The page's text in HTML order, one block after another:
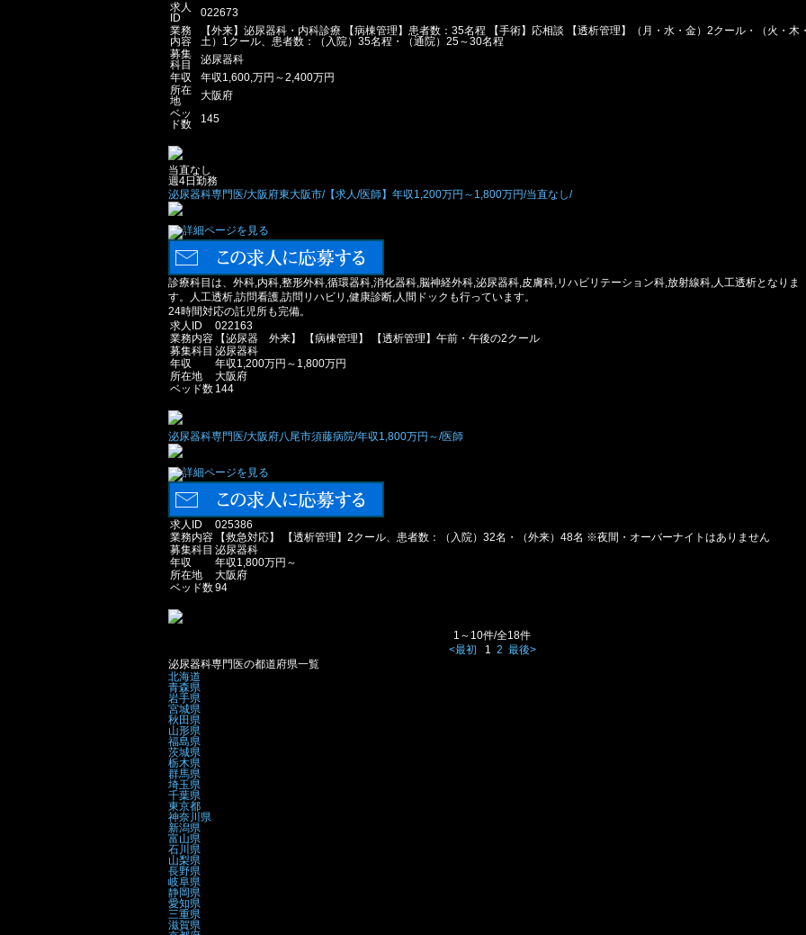
求人
ID
022673
業務
内容
【外来】泌尿器科・内科診療 【病棟管理】患者数：35名程 【手術】応相談 【透析管理】（月・水・金）2クール・（火・木
土）1クール、患者数：（入院）35名程・（通院）25～30名程
募集
科目
泌尿器科
年収
年収1,600,万円～2,400万円
所在
地
大阪府
ベッ
ド数
145
当直なし
週4日勤務
泌尿器科専門医/大阪府東大阪市/【求人/医師】年収1,200万円～1,800万円/当直なし/
診療科目は、外科,内科,整形外科,循環器科,消化器科,脳神経外科,泌尿器科,皮膚科,リハビリテーション科,放射線科,人工透析となりま
す。人工透析,訪問看護,訪問リハビリ,健康診断,人間ドックも行っています。
24時間対応の託児所も完備。
求人ID
022163
業務内容
【泌尿器 外来】 【病棟管理】 【透析管理】午前・午後の2クール
募集科目 泌尿器科
年収
年収1,200万円～1,800万円
所在地
大阪府
ベッド数 144
泌尿器科専門医/大阪府八尾市須藤病院/年収1,800万円～/医師
求人ID
025386
業務内容
【救急対応】 【透析管理】2クール、患者数：（入院）32名・（外来）48名 ※夜間・オーバーナイトはありません
募集科目 泌尿器科
年収
年収1,800万円～
所在地
大阪府
ベッド数94
1～10件/全18件
<最初
1 2 最後>
泌尿器科専門医の都道府県一覧
北海道
青森県
岩手県
宮城県
秋田県
山形県
福島県
茨城県
栃木県
群馬県
埼玉県
千葉県
東京都
神奈川県
新潟県
富山県
石川県
山梨県
長野県
岐阜県
静岡県
愛知県
三重県
滋賀県